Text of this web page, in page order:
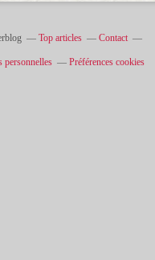
Top articles Contact
personnelles Préférences cookies